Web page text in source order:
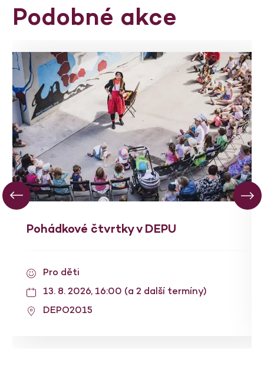
Podobné akce
Pohádkové čtvrtky v DEPU
Pro děti
13. 8. 2026, 16:00 (a 2 další termíny)
DEPO2015